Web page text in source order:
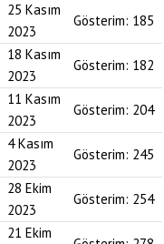
25 Kasım
2023
Gösterim: 185
18 Kasım
2023
Gösterim: 182
11 Kasım
2023
Gösterim: 204
4 Kasım
2023
Gösterim: 245
28 Ekim
2023
Gösterim: 254
21 Ekim